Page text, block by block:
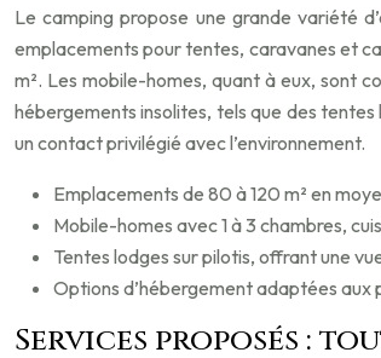
Le camping propose une grande variété
emplacements pour tentes, caravanes et
m². Les mobile-homes, quant à eux, sont
hébergements insolites, tels que des
un contact privilégié avec l’environnement.
Emplacements de 80 à 120 m² en
Mobile-homes avec 1 à 3 chambres,
Tentes lodges sur pilotis, offrant une
Options d’hébergement adaptées aux
Services proposés :